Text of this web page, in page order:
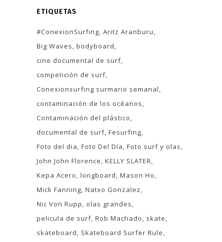
ETIQUETAS
#ConexionSurfing Aritz Aranburu
Big Waves bodyboard
cine documental de surf
competición de surf
Conexionsurfing surmario semanal
contaminación de los océanos
Contaminación del plástico
documental de surf Fesurfing
Foto del dia Foto Del Día Foto surf y olas
John John Florence KELLY SLATER
Kepa Acero longboard Mason Ho
Mick Fanning Natxo Gonzalez
Nic Von Rupp
olas grandes
pelicula de surf Rob Machado
skate
skateboard
Skateboard Surfer Rule